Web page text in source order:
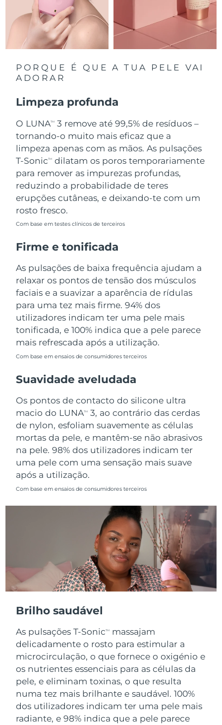
PORQUE É QUE A TUA PELE VAI
ADORAR
Limpeza profunda
O LUNATM
3 remove até 99,5% de resíduos –
tornando-o muito mais eficaz que a
limpeza apenas com as mãos. As pulsações
T-SonicTM
dilatam os poros temporariamente
para remover as impurezas profundas,
reduzindo a probabilidade de teres
erupções cutâneas, e deixando-te com um
rosto fresco.
Com base em testes clínicos de terceiros
Firme e tonificada
As pulsações de baixa frequência ajudam a
relaxar os pontos de tensão dos músculos
faciais e a suavizar a aparência de rídulas
para uma tez mais firme. 94% dos
utilizadores indicam ter uma pele mais
tonificada, e 100% indica que a pele parece
mais refrescada após a utilização.
Com base em ensaios de consumidores terceiros
Suavidade aveludada
Os pontos de contacto do silicone ultra
macio do LUNATM
3, ao contrário das cerdas
de nylon, esfoliam suavemente as células
mortas da pele, e mantêm-se não abrasivos
na pele. 98% dos utilizadores indicam ter
uma pele com uma sensação mais suave
após a utilização.
Com base em ensaios de consumidores terceiros
Brilho saudável
As pulsações T-SonicTM
massajam
delicadamente o rosto para estimular a
microcirculação, o que fornece o oxigénio e
os nutrientes essenciais para as células da
pele, e eliminam toxinas, o que resulta
numa tez mais brilhante e saudável. 100%
dos utilizadores indicam ter uma pele mais
radiante, e 98% indica que a pele parece
Singapura Entrega prevista8/12/26
Eslováquia Entrega prevista8/10/26
Eslovênia Entrega prevista 8/10/26
Coreia do Sul
Espanha Entrega prevista
Suécia Entrega prevista8/10/26
Suíça Entrega prevista
Taiwan
Tailândia
Turquia
Emirados Árabes
Unidos
Entrega prevista 8/11/26
Reino Unido Entrega prevista
Estados Unidos Entrega prevista8/11/26
Uzbequistão Entrega prevista
Vietnã Entrega prevista